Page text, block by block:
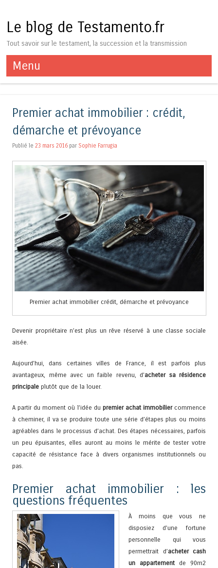
Le blog de Testamento.fr
Tout savoir sur le testament, la succession et la transmission
Menu
Aller au contenu
Premier achat immobilier : crédit,
démarche et prévoyance
Publié le 23 mars 2016 par Sophie Farrugia
Premier achat immobilier crédit, démarche et prévoyance
Devenir propriétaire n’est plus un rêve réservé à une classe sociale
aisée.
Aujourd’hui, dans certaines villes de France, il est parfois plus
avantageux, même avec un faible revenu, d’acheter sa résidence
principale plutôt que de la louer.
A partir du moment où l’idée du premier achat immobiliercommence
à cheminer, il va se produire toute une série d’étapes plus ou moins
agréables dans le processus d’achat. Des étapes nécessaires, parfois
un peu épuisantes, elles auront au moins le mérite de tester votre
capacité de résistance face à divers organismes institutionnels ou
pas.
Premier achat immobilier : les
questions fréquentes
À moins que vous ne
disposiez d’une fortune
personnelle qui vous
permettrait d’acheter cash
un appartement de 90m2